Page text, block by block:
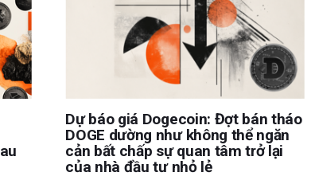
Dự báo giá Dogecoin: Đợt bán tháo
DOGE dường như không thể ngăn
cản bất chấp sự quan tâm trở lại
của nhà đầu tư nhỏ lẻ